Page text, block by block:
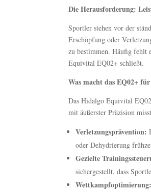
Die Herausforderung:
Sportler stehen vor der
Erschöpfung oder
zu bestimmen. Häufig fehlt
Equivital EQ02+ schließt.
Was macht das EQ02+
Das Hidalgo Equivital
mit äußerster Präzision
Verletzungsprävention:
oder Dehydrierung
Gezielte
sichergestellt, dass
Wettkampfoptimierung: